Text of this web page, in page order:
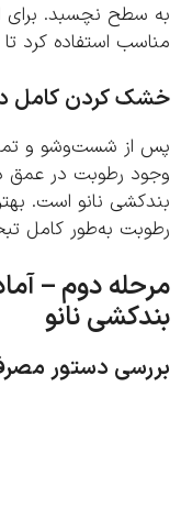
نچسبد. برای این
استفاده کرد تا عمق
کردن کامل درزها
شست‌وشو و
رطوبت در عمق
نانو است. بهتر
به‌طور کامل تبخیر
دوم –
نانو
دستور مصرف و